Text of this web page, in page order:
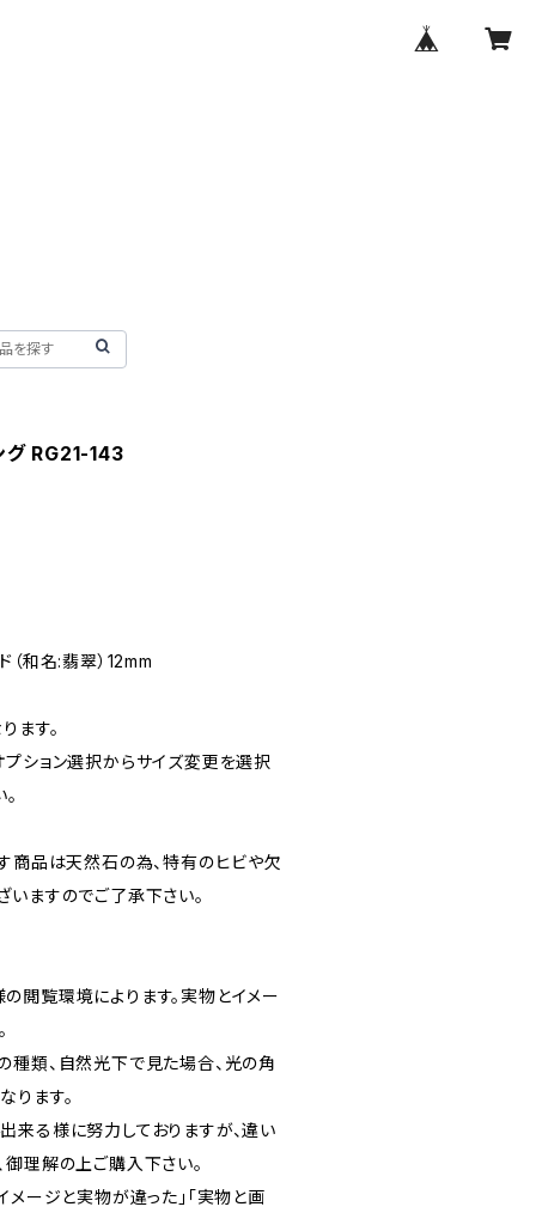
グ RG21-143
和名:翡翠）12mm
ます。
ション選択からサイズ変更を選択
商品は天然石の為、特有のヒビや欠
ますのでご了承下さい。
閲覧環境によります。実物とイメー
種類、自然光下で見た場合、光の角
ります。
来る様に努力しておりますが、違い
理解の上ご購入下さい。
メージと実物が違った｣｢実物と画